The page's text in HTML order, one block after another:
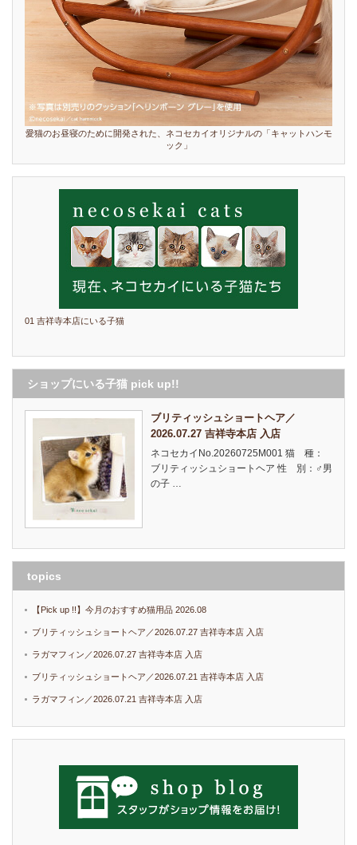
愛猫のお昼寝のために開発された、ネコセカイオリジナルの「キャットハンモ
ック」
01 吉祥寺本店にいる子猫
ショップにいる子猫 pick up!!
ブリティッシュショートヘア／
2026.07.27 吉祥寺本店 入店
ネコセカイNo.20260725M001 猫 種：
ブリティッシュショートヘア 性 別：♂男
の子 …
topics
【Pick up !!】今月のおすすめ猫用品 2026.08
ブリティッシュショートヘア／2026.07.27 吉祥寺本店 入店
ラガマフィン／2026.07.27 吉祥寺本店 入店
ブリティッシュショートヘア／2026.07.21 吉祥寺本店 入店
ラガマフィン／2026.07.21 吉祥寺本店 入店